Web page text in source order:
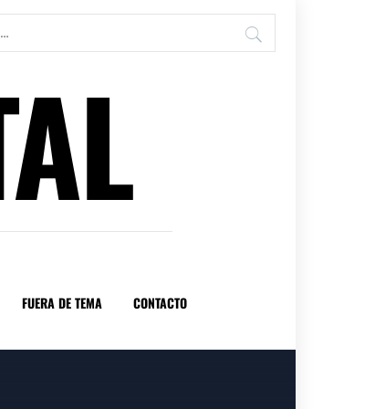
FUERA DE TEMA CONTACTO